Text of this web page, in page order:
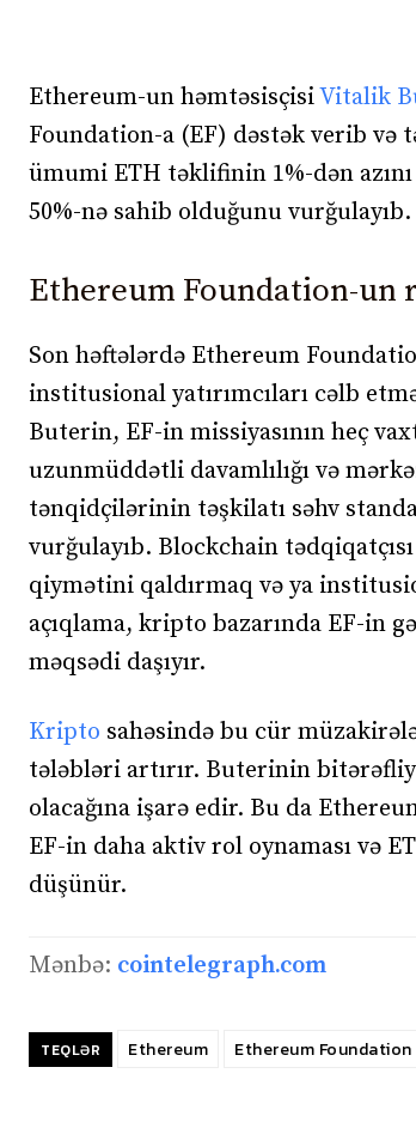
Ethereum-un həmtəsisçisiVitalik
Foundation-a (EF) dəstək verib və
ümumi ETH təklifinin 1%-dən
50%-nə sahib olduğunu vurğulayıb.
Ethereum Foundation-un
Son həftələrdə Ethereum
institusional yatırımcıları cəlb
Buterin, EF-in missiyasının heç
uzunmüddətli davamlılığı və
tənqidçilərinin təşkilatı səhv
vurğulayıb. Blockchain
qiymətini qaldırmaq və ya
açıqlama, kripto bazarında EF-in
məqsədi daşıyır.
Kripto sahəsində bu cür
tələbləri artırır. Buterinin
olacağına işarə edir. Bu da
EF-in daha aktiv rol oynaması və
düşünür.
Mənbə: cointelegraph.com
TEQLƏR Ethereum Ethereum Foundation